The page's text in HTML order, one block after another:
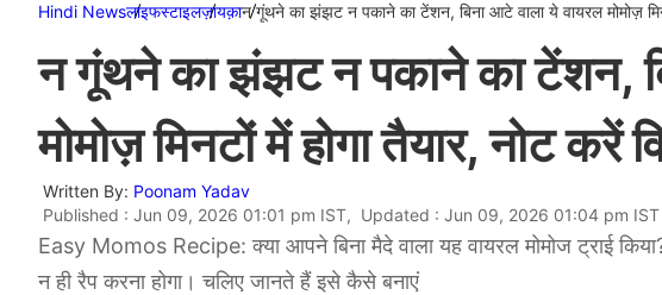
Hindi Newsलाइफस्टाइलज़ायक़ान गूंथने का झंझट न पकाने का टेंशन, बिना आटे वाला ये वायरल मोमोज़
न गूंथने का झंझट न पकाने का टेंशन,
मोमोज़ मिनटों में होगा तैयार, नोट करें
Written By: Poonam Yadav
Published : Jun 09, 2026 01:01 pm IST, Updated : Jun 09, 2026 01:04 pm IST
​Easy Momos Recipe: क्या आपने बिना मैदे वाला यह वायरल मोमोज ट्राई
न ही रैप करना होगा। चलिए जानते हैं इसे कैसे बनाएं